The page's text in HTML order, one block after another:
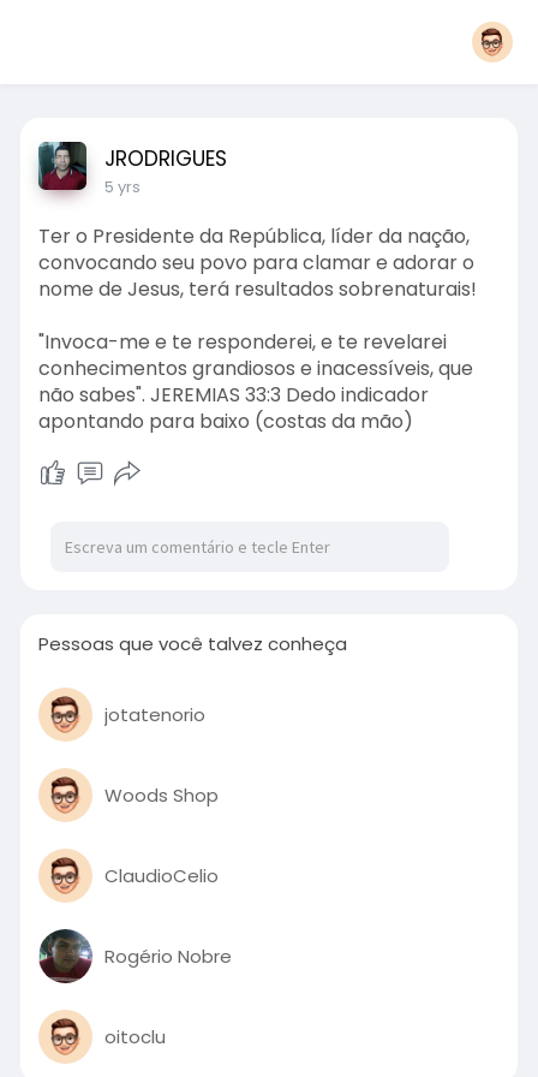
JRODRIGUES
5 yrs
Ter o Presidente da República, líder da nação,
convocando seu povo para clamar e adorar o
nome de Jesus, terá resultados sobrenaturais!
"Invoca-me e te responderei, e te revelarei
conhecimentos grandiosos e inacessíveis, que
não sabes". JEREMIAS 33:3 Dedo indicador
apontando para baixo (costas da mão)
Pessoas que você talvez conheça
jotatenorio
Woods Shop
ClaudioCelio
Rogério Nobre
oitoclu